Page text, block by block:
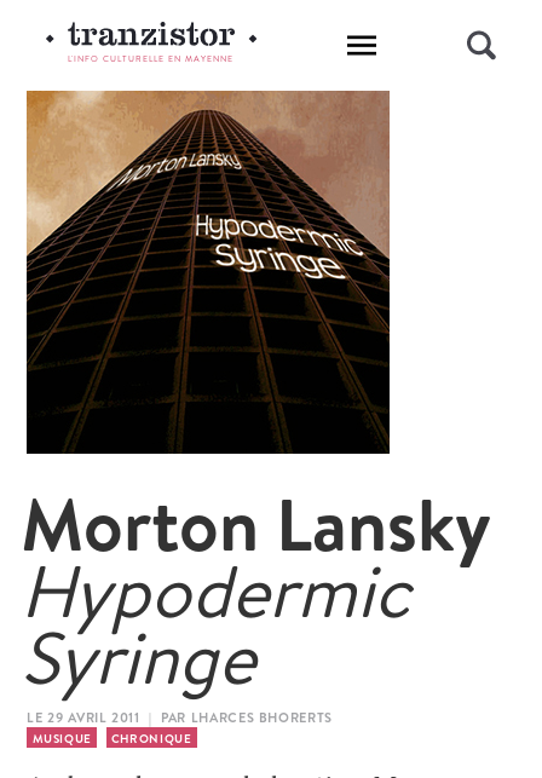
L'INFO CULTURELLE EN MAYENNE
Morton Lansky
Hypodermic
Syringe
LE 29 AVRIL 2011 | PAR LHARCES BHORERTS
MUSIQUE CHRONIQUE